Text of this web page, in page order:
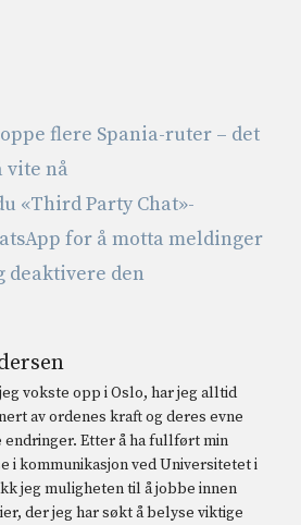
flere Spania-ruter – det
vite nå
«Third Party Chat»-
for å motta meldinger
deaktivere den
vokste opp i Oslo, har jeg alltid
av ordenes kraft og deres evne
endringer. Etter å ha fullført min
i kommunikasjon ved Universitetet i
jeg muligheten til å jobbe innen
der jeg har søkt å belyse viktige